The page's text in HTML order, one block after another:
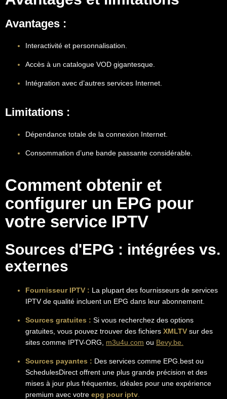
Avantages :
Interactivité et personnalisation.
Accès à un catalogue VOD gigantesque.
Intégration avec d’autres services Internet.
Limitations :
Dépendance totale de la connexion Internet.
Consommation d’une bande passante considérable.
Comment obtenir et
configurer un EPG pour
votre service IPTV
Sources d'EPG : intégrées vs.
externes
Fournisseur IPTV : La plupart des fournisseurs de services
IPTV de qualité incluent un EPG dans leur abonnement.
Sources gratuites : Si vous recherchez des options
gratuites, vous pouvez trouver des fichiers XMLTV sur des
sites comme IPTV-ORG, m3u4u.com ou Bevy.be.
Sources payantes : Des services comme EPG.best ou
SchedulesDirect offrent une plus grande précision et des
mises à jour plus fréquentes, idéales pour une expérience
premium avec votre epg pour iptv